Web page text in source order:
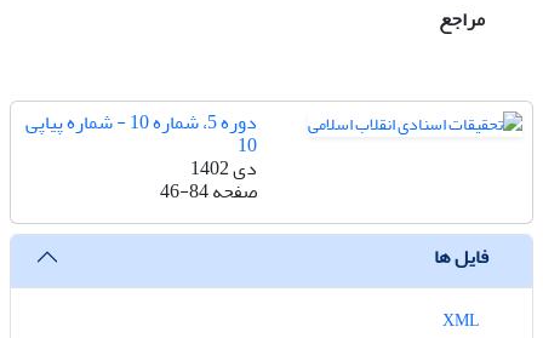
مراجع
دوره 5، شماره 10 - شماره پیاپی
10
دی 1402
صفحه46-84
فایل ها